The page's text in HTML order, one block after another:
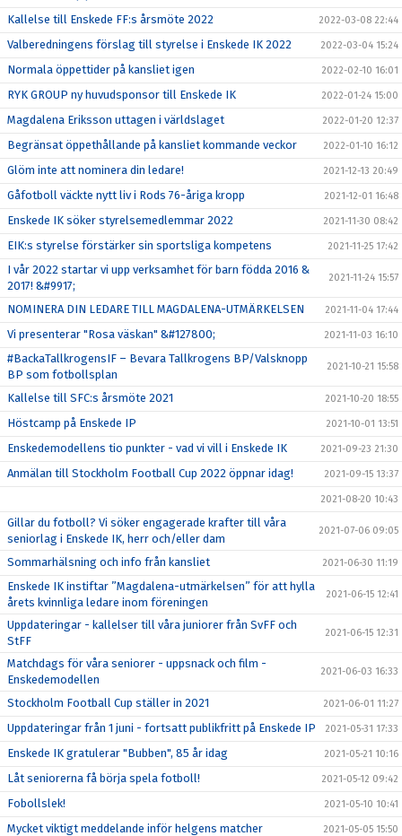
Kallelse till Enskede FF:s årsmöte 2022 2022-03-08 22:44
Valberedningens förslag till styrelse i Enskede IK 2022 2022-03-04 15:24
Normala öppettider på kansliet igen 2022-02-10 16:01
RYK GROUP ny huvudsponsor till Enskede IK 2022-01-24 15:00
Magdalena Eriksson uttagen i världslaget 2022-01-20 12:37
Begränsat öppethållande på kansliet kommande veckor 2022-01-10 16:12
Glöm inte att nominera din ledare! 2021-12-13 20:49
Gåfotboll väckte nytt liv i Rods 76-åriga kropp 2021-12-01 16:48
Enskede IK söker styrelsemedlemmar 2022 2021-11-30 08:42
EIK:s styrelse förstärker sin sportsliga kompetens 2021-11-25 17:42
I vår 2022 startar vi upp verksamhet för barn födda 2016 &
2017! &#9917;
2021-11-24 15:57
NOMINERA DIN LEDARE TILL MAGDALENA-UTMÄRKELSEN 2021-11-04 17:44
Vi presenterar "Rosa väskan" &#127800; 2021-11-03 16:10
#BackaTallkrogensIF – Bevara Tallkrogens BP/Valsknopp
BP som fotbollsplan
2021-10-21 15:58
Kallelse till SFC:s årsmöte 2021 2021-10-20 18:55
Höstcamp på Enskede IP 2021-10-01 13:51
Enskedemodellens tio punkter - vad vi vill i Enskede IK 2021-09-23 21:30
Anmälan till Stockholm Football Cup 2022 öppnar idag! 2021-09-15 13:37
2021-08-20 10:43
Gillar du fotboll? Vi söker engagerade krafter till våra
seniorlag i Enskede IK, herr och/eller dam
2021-07-06 09:05
Sommarhälsning och info från kansliet 2021-06-30 11:19
Enskede IK instiftar ”Magdalena-utmärkelsen” för att hylla
årets kvinnliga ledare inom föreningen
2021-06-15 12:41
Uppdateringar - kallelser till våra juniorer från SvFF och
StFF
2021-06-15 12:31
Matchdags för våra seniorer - uppsnack och film -
Enskedemodellen
2021-06-03 16:33
Stockholm Football Cup ställer in 2021 2021-06-01 11:27
Uppdateringar från 1 juni - fortsatt publikfritt på Enskede IP 2021-05-31 17:33
Enskede IK gratulerar "Bubben", 85 år idag 2021-05-21 10:16
Låt seniorerna få börja spela fotboll! 2021-05-12 09:42
Fobollslek! 2021-05-10 10:41
Mycket viktigt meddelande inför helgens matcher 2021-05-05 15:50